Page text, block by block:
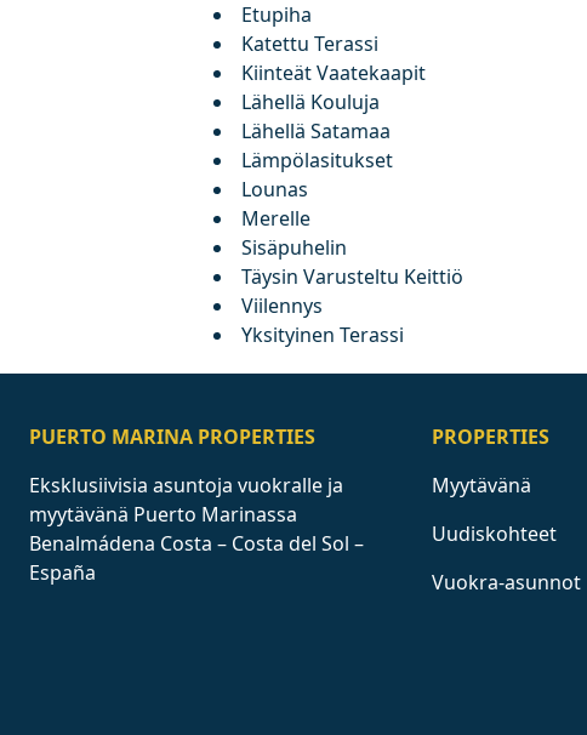
Etupiha
Katettu Terassi
Kiinteät Vaatekaapit
Lähellä Kouluja
Lähellä Satamaa
Lämpölasitukset
Lounas
Merelle
Sisäpuhelin
Täysin Varusteltu Keittiö
Viilennys
Yksityinen Terassi
PUERTO MARINA PROPERTIES
Eksklusiivisia asuntoja vuokralle ja
myytävänä Puerto Marinassa
Benalmádena Costa – Costa del Sol –
España
PROPERTIES
Myytävänä
Uudiskohteet
Vuokra-asunnot